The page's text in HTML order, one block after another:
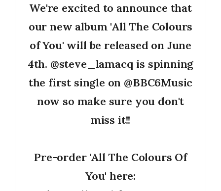
We're excited to announce that
our new album 'All The Colours
of You' will be released on June
4th. @steve_lamacq is spinning
the first single on @BBC6Music
now so make sure you don't
miss it!!
Pre-order 'All The Colours Of
You' here: